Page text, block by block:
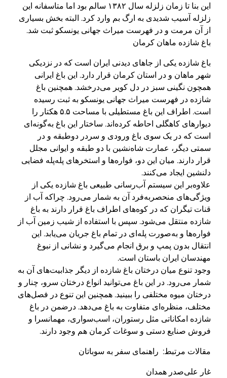
این بنا تا زمان زلزله سال ۱۳۸۲ سالم بود اما متاسفانه این
زلزله آسیب شدیدی به ارگ بم وارد کرد. البته بخش بسیاری
از آن مرمت و در فهرست میراث جهانی یونسکو ثبت شد.
باغ شازده ماهان کرمان
باغ شازده یکی از جاهای دیدنی ایران است که در نزدیکی
شهر ماهان و در استان کرمان قرار دارد. این باغ ایرانی
همچون نگینی سبز در دل کویر می‌درخشد. همچنین باغ
شازده در فهرست میراث جهانی یونسکو به ثبت رسیده
است. اطراف این باغ مستطیلی با مساحت ۵.۵ هکتار را
دیوارهای کاهگلی احاطه کرده‌اند. ساختار این باغ به‌گونه‌ای
است که در یک سوی باغ ورودی و سردر دوطبقه و در
سمتی دیگر، عمارت شاه‌نشین با دو طبقه و ایوانی مجلل
قرار دارند. میان این دو، فواره‌ها و استخرهای پله‌پله فضایی
دلنشین ایجاد می‌کنند.
علاوه‌بر این سیستم آب‌رسانی طبیعی باغ شازده یکی از
ویژگی‌های منحصربه‌فرد آن به شمار می‌رود. چراکه آب از
قنات تیگران که در کوه‌های اطراف باغ قرار دارند به باغ
شازده منتقل می‌شود. سپس با استفاده از شیب زمین آب از
فواره‌ها و به‌صورت پله‌ای در تمام باغ جریان می‌یابد. این
انتقال بدون پمپ و برق انجام می‌گیرد و نشانی از نبوغ
مهندسان ایران باستان است.
وجود تنوع میان درختان باغ شازده از دیگر جذابیت‌های آن به
شمار می‌رود. در این باغ می‌توانید انواع درختان سرو، چنار و
درختان میوه مختلفی را ببینید. همچنین این تنوع در فصل‌های
مختلف، منظره‌ای متفاوت به باغ می‌دهد. درضمن در باغ
شازده امکاناتی مثل رستوران، اسب‌سواری، مهمانسرا و
فروش صنایع دستی و سوغات کرمان هم وجود دارند.
مقالات مرتبط: راهنمای سفر به سوباتان
غار علی‌صدر همدان